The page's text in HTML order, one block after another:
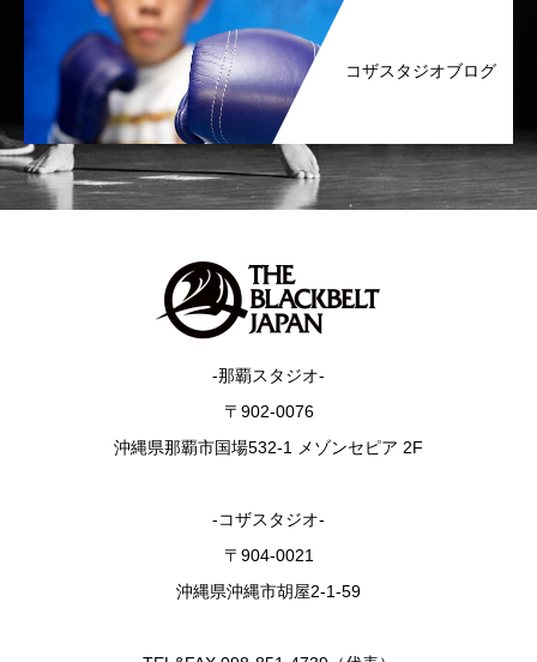
コザスタジオブログ
-那覇スタジオ-
〒902-0076
沖縄県那覇市国場532-1 メゾンセピア 2F
-コザスタジオ-
〒904-0021
沖縄県沖縄市胡屋2-1-59